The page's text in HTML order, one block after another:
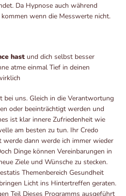
Da Hypnose auch während
wenn die Messwerte nicht.
hast und dich selbst besser
atme einmal Tief in deinen
bei uns. Gleich in die Verantwortung
oder beeinträchtigt werden und
ist klar innere Zufriedenheit wie
am besten zu tun. Ihr Credo
werde dann werde ich immer wieder
Dinge können Vereinbarungen in
Ziele und Wünsche zu stecken.
Themenbereich Gesundheit
Licht ins Hintertreffen geraten.
Teil Dieses Programms ausgeführt